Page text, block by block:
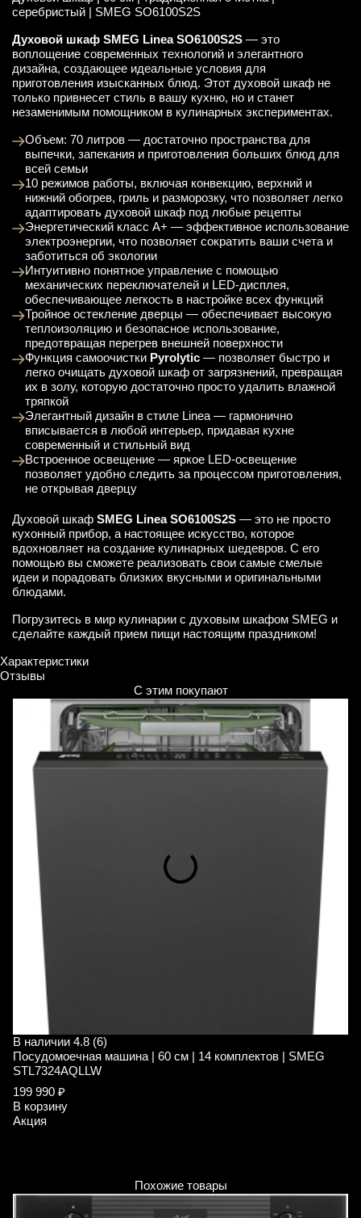
серебристый | SMEG SO6100S2S
Духовой шкаф SMEG Linea SO6100S2S — это
воплощение современных технологий и элегантного
дизайна, создающее идеальные условия для
приготовления изысканных блюд. Этот духовой шкаф не
только привнесет стиль в вашу кухню, но и станет
незаменимым помощником в кулинарных экспериментах.
Объем: 70 литров — достаточно пространства для
выпечки, запекания и приготовления больших блюд для
всей семьи
10 режимов работы, включая конвекцию, верхний и
нижний обогрев, гриль и разморозку, что позволяет легко
адаптировать духовой шкаф под любые рецепты
Энергетический класс A+ — эффективное использование
электроэнергии, что позволяет сократить ваши счета и
заботиться об экологии
Интуитивно понятное управление с помощью
механических переключателей и LED-дисплея,
обеспечивающее легкость в настройке всех функций
Тройное остекление дверцы — обеспечивает высокую
теплоизоляцию и безопасное использование,
предотвращая перегрев внешней поверхности
Функция самоочистки Pyrolytic — позволяет быстро и
легко очищать духовой шкаф от загрязнений, превращая
их в золу, которую достаточно просто удалить влажной
тряпкой
Элегантный дизайн в стиле Linea — гармонично
вписывается в любой интерьер, придавая кухне
современный и стильный вид
Встроенное освещение — яркое LED-освещение
позволяет удобно следить за процессом приготовления,
не открывая дверцу
Духовой шкаф SMEG Linea SO6100S2S — это не просто
кухонный прибор, а настоящее искусство, которое
вдохновляет на создание кулинарных шедевров. С его
помощью вы сможете реализовать свои самые смелые
идеи и порадовать близких вкусными и оригинальными
блюдами.
Погрузитесь в мир кулинарии с духовым шкафом SMEG и
сделайте каждый прием пищи настоящим праздником!
Характеристики
Отзывы
С этим покупают
В наличии 4.8 (6)
Посудомоечная машина | 60 см | 14 комплектов | SMEG
STL7324AQLLW
199 990 ₽
В корзину
Акция
Похожие товары